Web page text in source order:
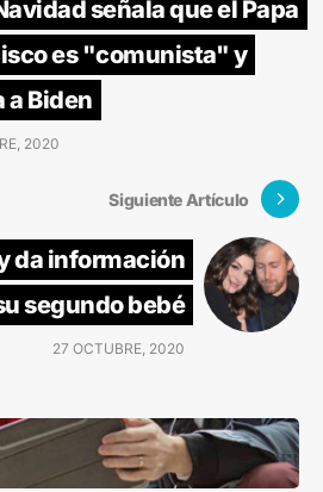
señala que el Papa
es "comunista" y
a Biden
2020
Siguiente Artículo
da información
segundo bebé
27 OCTUBRE, 2020